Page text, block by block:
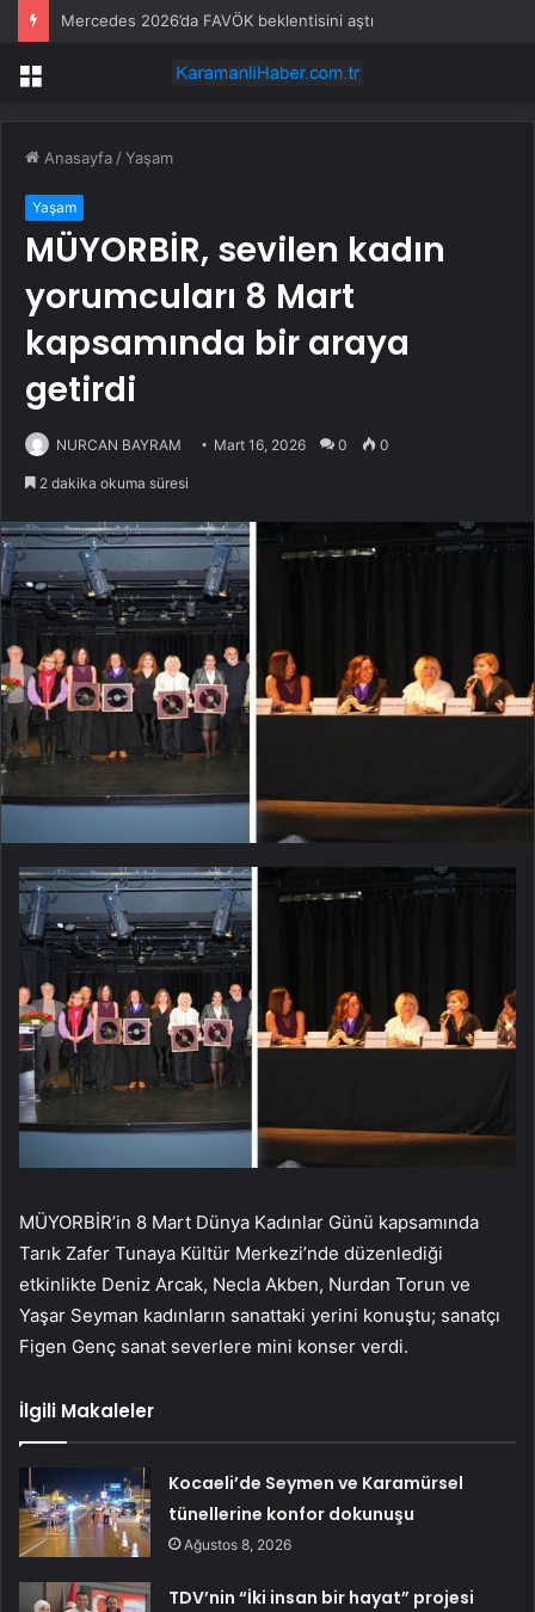
Mercedes 2026’da FAVÖK beklentisini aştı
Menü
Anasayfa /Yaşam
Yaşam
MÜYORBİR, sevilen kadın
yorumcuları 8 Mart
kapsamında bir araya
getirdi
NURCAN BAYRAM Mart 16, 2026 0 0
2 dakika okuma süresi
MÜYORBİR’in 8 Mart Dünya Kadınlar Günü kapsamında
Tarık Zafer Tunaya Kültür Merkezi’nde düzenlediği
etkinlikte Deniz Arcak, Necla Akben, Nurdan Torun ve
Yaşar Seyman kadınların sanattaki yerini konuştu; sanatçı
Figen Genç sanat severlere mini konser verdi.
İlgili Makaleler
Kocaeli’de Seymen ve Karamürsel
tünellerine konfor dokunuşu
Ağustos 8, 2026
TDV’nin “İki insan bir hayat” projesi